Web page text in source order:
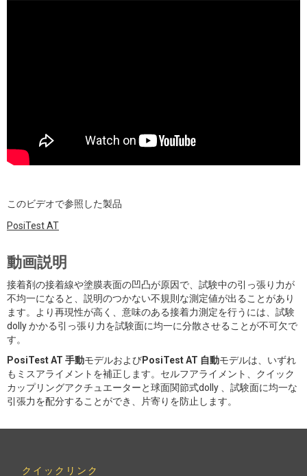
このビデオで参照した製品
PosiTestAT
動画説明
接着剤の接着線や塗膜表面の凹凸が原因で、試験中の引っ張り力が
不均一になると、説明のつかない不規則な測定値が出ることがあり
ます。より再現性が高く、意味のある接着力測定を行うには、試験
dolly かかる引っ張り力を試験面に均一に分散させることが不可欠で
す。
PosiTest AT 手動モデルおよびPosiTest AT 自動モデルは、いずれ
もミスアライメントを補正します。セルフアライメント、クイック
カップリングアクチュエーターと球面関節式dolly 、試験面に均一な
引張力を配分することができ、片寄りを防止します。
クイックリンク